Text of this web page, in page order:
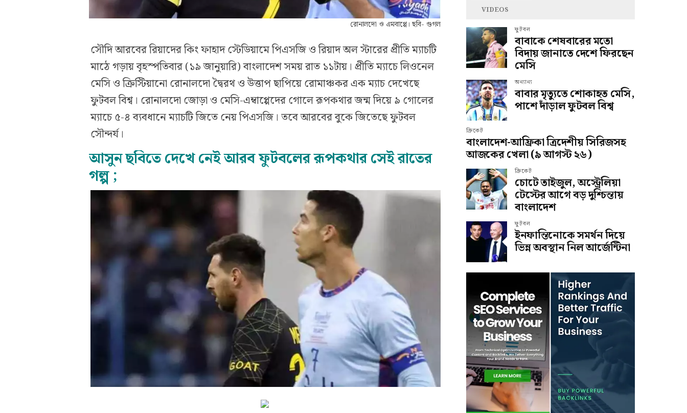
রোনালদো ও এমবাপ্পে। ছবি- গুগল
সৌদি আরবের রিয়াদের কিং ফাহাদ স্টেডিয়ামে পিএসজি ও রিয়াদ অল স্টারের প্রীতি ম্যাচটি
মাঠে গড়ায় বৃহস্পতিবার (১৯ জানুয়ারি) বাংলাদেশ সময় রাত ১১টায়। প্রীতি ম্যাচে লিওনেল
মেসি ও ক্রিস্টিয়ানো রোনালদো দ্বৈরথ ও উত্তাপ ছাপিয়ে রোমাঞ্চকর এক ম্যাচ দেখেছে
ফুটবল বিশ্ব। রোনালদো জোড়া ও মেসি-এম্বাপ্পেদের গোলে রূপকথার জন্ম দিয়ে ৯ গোলের
ম্যাচে ৫-৪ ব্যবধানে ম্যাচটি জিতে নেয় পিএসজি। তবে আরবের বুকে জিতেছে ফুটবল
সৌন্দর্য।
আসুন ছবিতে দেখে নেই আরব ফুটবলের রূপকথার সেই রাতের
গল্প ;
VIDEOS
ফুটবল
বাবাকে শেষবারের মতো
বিদায় জানাতে দেশে ফিরছেন
মেসি
অন্যান্য
বাবার মৃত্যুতে শোকাহত মেসি,
পাশে দাঁড়াল ফুটবল বিশ্ব
ক্রিকেট
বাংলাদেশ-আফ্রিকা ত্রিদেশীয় সিরিজসহ
আজকের খেলা (৯ আগস্ট ২৬)
ক্রিকেট
চোটে তাইজুল, অস্ট্রেলিয়া
টেস্টের আগে বড় দুশ্চিন্তায়
বাংলাদেশ
ফুটবল
ইনফান্তিনোকে সমর্থন দিয়ে
ভিন্ন অবস্থান নিল আর্জেন্টিনা